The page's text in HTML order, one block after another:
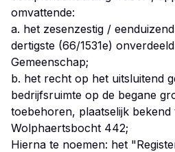
omvattende:
a. het zesenzestig /
dertigste (66/1531e)
Gemeenschap;
b. het recht op het uitsluitend
bedrijfsruimte op de begane
toebehoren, plaatselijk bekend
Wolphaertsbocht 442;
Hierna te noemen: het